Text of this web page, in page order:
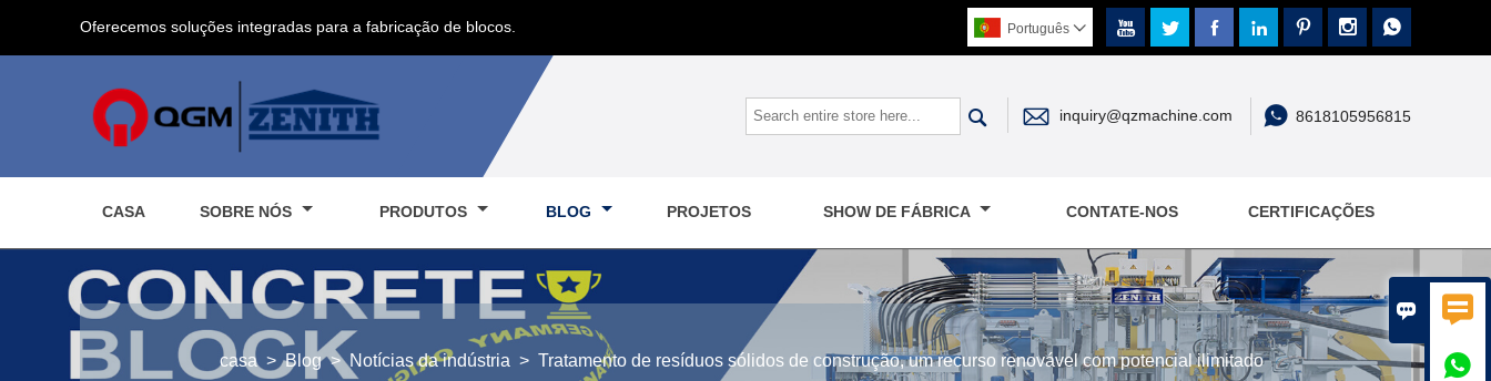
 

Oferecemos soluções integradas para a fabricação de blocos.       
Português 
  inquiry@qzmachine.com  8618105956815
CASA SOBRE NÓS PRODUTOS BLOG PROJETOS SHOW DE FÁBRICA CONTATE-NOS CERTIFICAÇÕES
casa > Blog > Notícias da indústria > Tratamento de resíduos sólidos de construção, um recurso renovável com potencial ilimitado